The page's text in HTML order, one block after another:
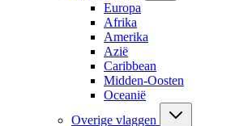
Europa
Afrika
Amerika
Azië
Caribbean
Midden-Oosten
Oceanië
Overige vlaggen